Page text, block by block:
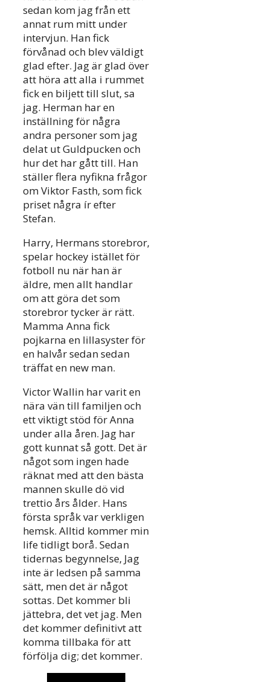
sedan kom jag från ett
annat rum mitt under
intervjun. Han fick
förvånad och blev väldigt
glad efter. Jag är glad över
att höra att alla i rummet
fick en biljett till slut, sa
jag. Herman har en
inställning för några
andra personer som jag
delat ut Guldpucken och
hur det har gått till. Han
ställer flera nyfikna frågor
om Viktor Fasth, som fick
priset några ír efter
Stefan.
Harry, Hermans storebror,
spelar hockey istället för
fotboll nu när han är
äldre, men allt handlar
om att göra det som
storebror tycker är rätt.
Mamma Anna fick
pojkarna en lillasyster för
en halvår sedan sedan
träffat en new man.
Victor Wallin har varit en
nära vän till familjen och
ett viktigt stöd för Anna
under alla åren. Jag har
gott kunnat så gott. Det är
något som ingen hade
räknat med att den bästa
mannen skulle dö vid
trettio års ålder. Hans
första språk var verkligen
hemsk. Alltid kommer min
life tidligt borå. Sedan
tidernas begynnelse, Jag
inte är ledsen på samma
sätt, men det är något
sottas. Det kommer bli
jättebra, det vet jag. Men
det kommer definitivt att
komma tillbaka för att
förfölja dig; det kommer.